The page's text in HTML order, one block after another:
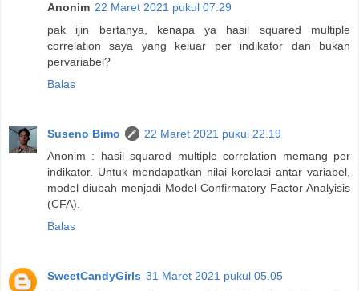
Anonim 22 Maret 2021 pukul 07.29
pak ijin bertanya, kenapa ya hasil squared multiple
correlation saya yang keluar per indikator dan bukan
pervariabel?
Balas
Suseno Bimo
22 Maret 2021 pukul 22.19
Anonim : hasil squared multiple correlation memang per
indikator. Untuk mendapatkan nilai korelasi antar variabel,
model diubah menjadi Model Confirmatory Factor Analyisis
(CFA).
Balas
SweetCandyGirls 31 Maret 2021 pukul 05.05